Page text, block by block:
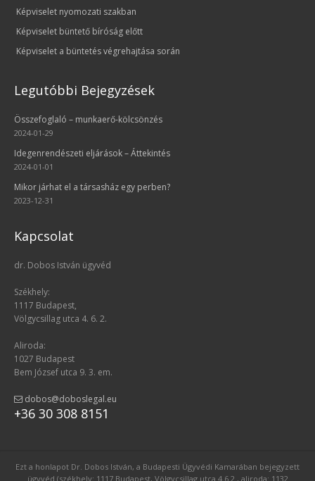
Képviselet nyomozati szakban
Képviselet büntető bíróság előtt
Képviselet a büntetés végrehajtása során
Legutóbbi Bejegyzések
Összefoglaló – munkaerő-kölcsönzés
2024-01-29
Idegenrendészeti eljárások – Áttekintés
2024-01-01
Mikor járhat el a társasház egy perben?
2023-12-31
Kapcsolat
dr. Dobos István ügyvéd
Székhely:
1117 Budapest,
Völgycsillag utca 4. 6. 2.
Aliroda:
1027 Budapest
Bem József utca 9. 3. em.
dobos@doboslegal.eu
+36 30 308 8151
Ezt a honlapot Dr. Dobos István, a Budapesti Ügyvédi Kamarában bejegyzett
ügyvéd (székhely: 1117 Budapest, Völgycsillag utca 4.6.2., aliroda: 1132